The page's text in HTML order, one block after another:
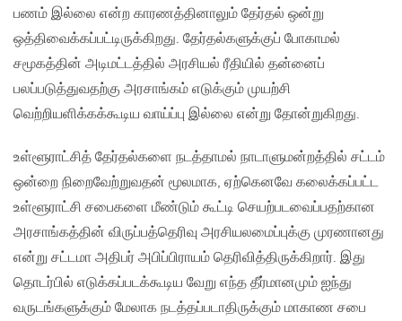
பணம் இல்லை என்ற காரணத்தினாலும் தேர்தல் ஒன்று
ஒத்திவைக்கப்பட்டிருக்கிறது. தேர்தல்களுக்குப் போகாமல்
சமூகத்தின் அடிமட்டத்தில் அரசியல் ரீதியில் தன்னைப்
பலப்படுத்துவதற்கு அரசாங்கம் எடுக்கும் முயற்சி
வெற்றியளிக்கக்கூடிய வாய்ப்பு இல்லை என்று தோன்றுகிறது.
உள்ளூராட்சித் தேர்தல்களை நடத்தாமல் நாடாளுமன்றத்தில் சட்டம்
ஒன்றை நிறைவேற்றுவதன் மூலமாக, ஏற்கெனவே கலைக்கப்பட்ட
உள்ளூராட்சி சபைகளை மீண்டும் கூட்டி செயற்படவைப்பதற்கான
அரசாங்கத்தின் விருப்பத்தெரிவு அரசியலமைப்புக்கு முரணானது
என்று சட்டமா அதிபர் அபிப்பிராயம் தெரிவித்திருக்கிறார். இது
தொடர்பில் எடுக்கப்படக்கூடிய வேறு எந்த தீர்மானமும் ஐந்து
வருடங்களுக்கும் மேலாக நடத்தப்படாதிருக்கும் மாகாண சபை